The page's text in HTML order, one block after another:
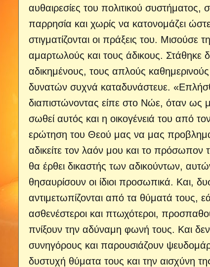
αυθαιρεσίες του πολιτικού
παρρησία και χωρίς να κατονομάζει
στιγματίζονται οι πράξεις του. Μισούσε
αμαρτωλούς και τους άδικους. Στάθηκε
αδικημένους, τους απλούς
δυνατών συχνά καταδυνάστευε.
διαπιστώνοντας είπε στο Νώε, όταν ως
σωθεί αυτός και η οικογένειά του από
ερώτηση του Θεού μας να μας
αδικείτε τον λαόν μου και το
θα έρθει δικαστής των αδικούντων,
θησαυρίσουν οι ίδιοι προσωπικά. Και,
αντιμετωπίζονται από τα θύματά τους,
ασθενέστεροι και πτωχότεροι,
πνίξουν την αδύναμη φωνή τους. Και
συνηγόρους και παρουσιάζουν
δυστυχή θύματα τους και την αισχύνη